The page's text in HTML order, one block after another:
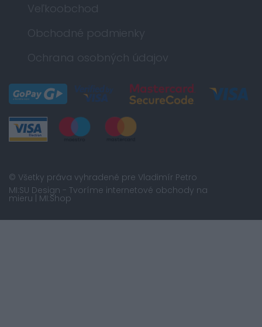
Veľkoobchod
Obchodné podmienky
Ochrana osobných údajov
© Všetky práva vyhradené pre Vladimír Petro
MI:SU Design - Tvoríme internetové obchody na
mieru | MI:Shop